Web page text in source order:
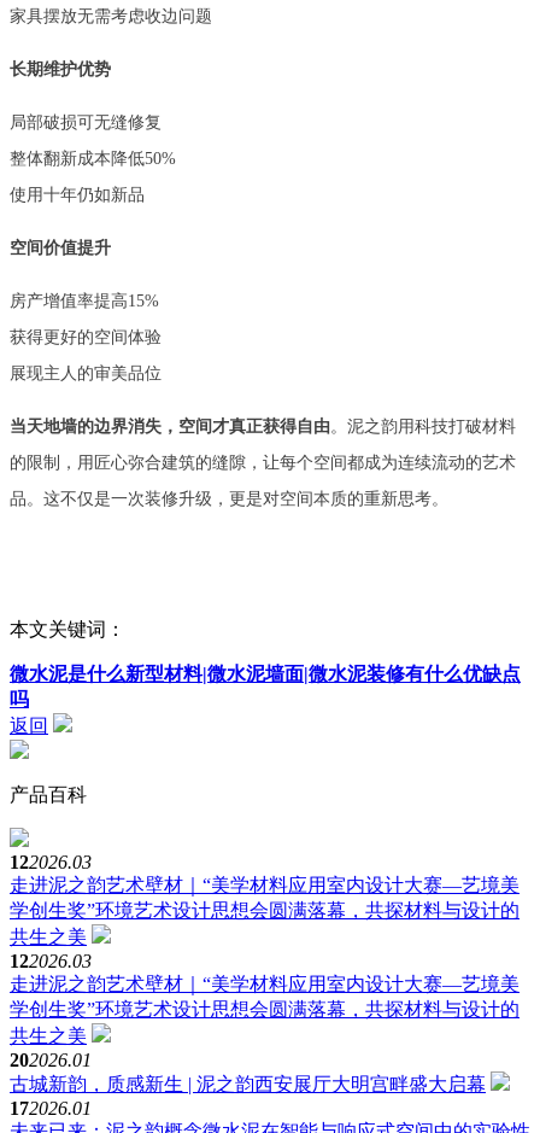
家具摆放无需考虑收边问题
长期维护优势
局部破损可无缝修复
整体翻新成本降低50%
使用十年仍如新品
空间价值提升
房产增值率提高15%
获得更好的空间体验
展现主人的审美品位
当天地墙的边界消失，空间才真正获得自由。泥之韵用科技打破材料
的限制，用匠心弥合建筑的缝隙，让每个空间都成为连续流动的艺术
品。这不仅是一次装修升级，更是对空间本质的重新思考。
本文关键词：
微水泥是什么新型材料|微水泥墙面|微水泥装修有什么优缺点
吗
返回
产品百科
122026.03
走进泥之韵艺术壁材｜“美学材料应用室内设计大赛—艺境美
学创生奖”环境艺术设计思想会圆满落幕，共探材料与设计的
共生之美
122026.03
走进泥之韵艺术壁材｜“美学材料应用室内设计大赛—艺境美
学创生奖”环境艺术设计思想会圆满落幕，共探材料与设计的
共生之美
202026.01
古城新韵，质感新生 | 泥之韵西安展厅大明宫畔盛大启幕
172026.01